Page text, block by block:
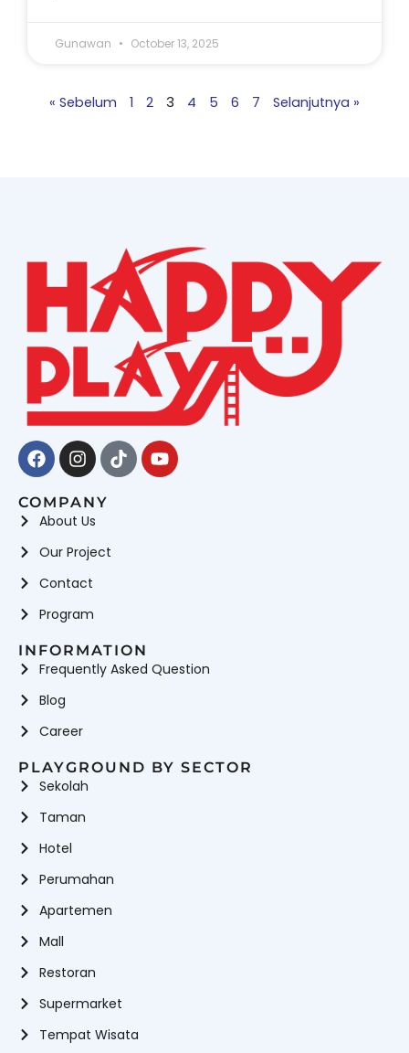
Gunawan October 13, 2025
« Sebelum 1 2 3 4 5 6 7 Selanjutnya »
Facebook
Instagram
TiktokYoutube
COMPANY
About Us
Our Project
Contact
Program
INFORMATION
Frequently Asked Question
Blog
Career
PLAYGROUND BY SECTOR
Sekolah
Taman
Hotel
Perumahan
Apartemen
Mall
Restoran
Supermarket
Tempat Wisata